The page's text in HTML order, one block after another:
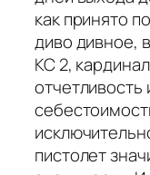
как принято
диво дивное,
КС 2,
пистолет